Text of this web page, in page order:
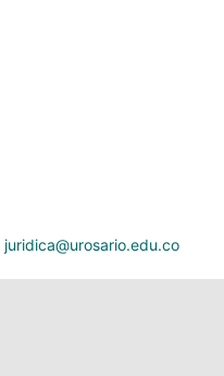
juridica@urosario.edu.co